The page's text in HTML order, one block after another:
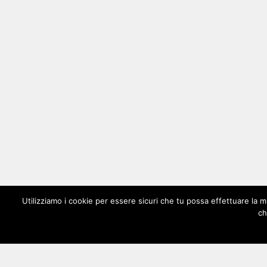
Utilizziamo i cookie per essere sicuri che tu possa effettuare la